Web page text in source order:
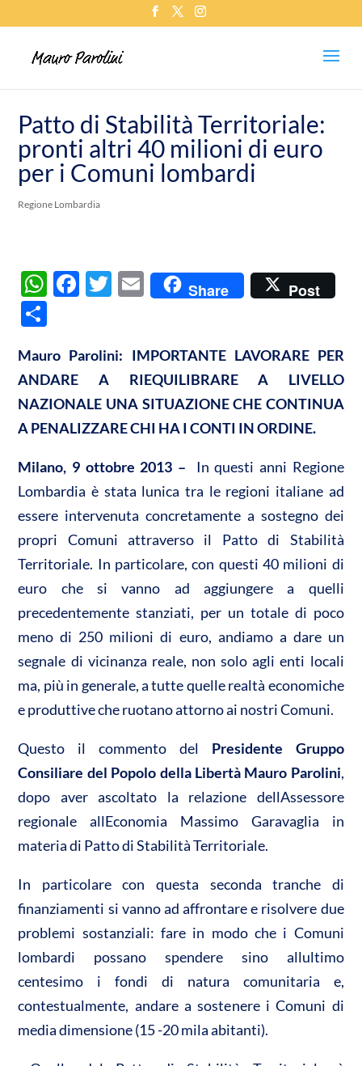
Patto di Stabilità Territoriale:
pronti altri 40 milioni di euro
per i Comuni lombardi
Regione Lombardia
W
s
A
p
p
F
b
o
k
T
er
E
Share Post
n
di
vi
di
Mauro Parolini: IMPORTANTE LAVORARE PER
ANDARE A RIEQUILIBRARE A LIVELLO
NAZIONALE UNA SITUAZIONE CHE CONTINUA
A PENALIZZARE CHI HA I CONTI IN ORDINE.
Milano, 9 ottobre 2013 –  In questi anni Regione
Lombardia è stata lunica tra le regioni italiane ad
essere intervenuta concretamente a sostegno dei
propri Comuni attraverso il Patto di Stabilità
Territoriale. In particolare, con questi 40 milioni di
euro che si vanno ad aggiungere a quelli
precedentemente stanziati, per un totale di poco
meno di 250 milioni di euro, andiamo a dare un
segnale di vicinanza reale, non solo agli enti locali
ma, più in generale, a tutte quelle realtà economiche
e produttive che ruotano attorno ai nostri Comuni.
Questo il commento del Presidente Gruppo
Consiliare del Popolo della Libertà Mauro Parolini,
dopo aver ascoltato la relazione dellAssessore
regionale allEconomia Massimo Garavaglia in
materia di Patto di Stabilità Territoriale.
In particolare con questa seconda tranche di
finanziamenti si vanno ad affrontare e risolvere due
problemi sostanziali: fare in modo che i Comuni
lombardi possano spendere sino allultimo
centesimo i fondi di natura comunitaria e,
contestualmente, andare a sostenere i Comuni di
media dimensione (15 -20 mila abitanti).